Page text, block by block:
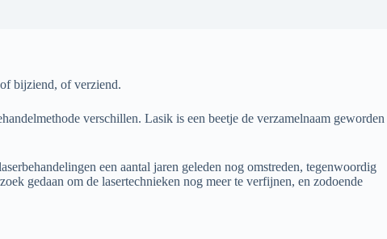
bijziend, of verziend.
verschillen. Lasik is een beetje de verzamelnaam geworden
een aantal jaren geleden nog omstreden, tegenwoordig
gedaan om de lasertechnieken nog meer te verfijnen, en zodoende